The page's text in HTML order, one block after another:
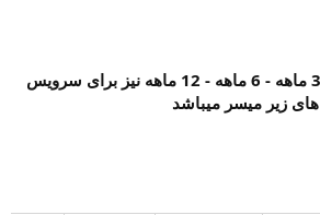
امکان خرید 3 ماهه - 6 ماهه - 12 ماهه نیز برای سرویس
های زیر میسر میباشد